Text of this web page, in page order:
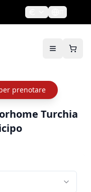
prenotare
Turchia